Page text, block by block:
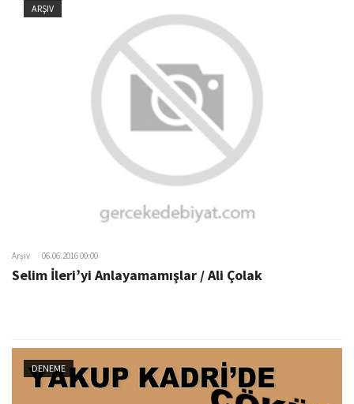
ARŞIV
Arşiv 06.06.2016 00:00
Selim İleri’yi Anlayamamışlar / Ali Çolak
DENEME